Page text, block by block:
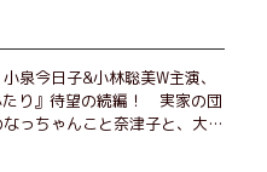
今日子&小林聡美W主演、
たり』待望の続編！ 実家の団
っちゃんこと奈津子と、大学